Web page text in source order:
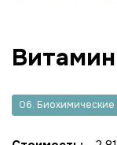
06.